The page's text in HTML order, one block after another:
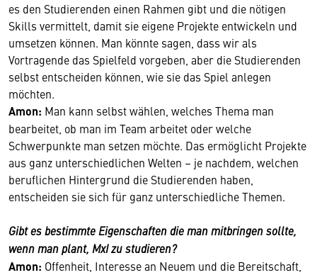
es den Studierenden einen Rahmen gibt und die nötigen
Skills vermittelt, damit sie eigene Projekte entwickeln und
umsetzen können. Man könnte sagen, dass wir als
Vortragende das Spielfeld vorgeben, aber die Studierenden
selbst entscheiden können, wie sie das Spiel anlegen
möchten.
Amon: Man kann selbst wählen, welches Thema man
bearbeitet, ob man im Team arbeitet oder welche
Schwerpunkte man setzen möchte. Das ermöglicht Projekte
aus ganz unterschiedlichen Welten – je nachdem, welchen
beruflichen Hintergrund die Studierenden haben,
entscheiden sie sich für ganz unterschiedliche Themen.
Gibt es bestimmte Eigenschaften die man mitbringen sollte,
wenn man plant, MxI zu studieren?
Amon: Offenheit, Interesse an Neuem und die Bereitschaft,